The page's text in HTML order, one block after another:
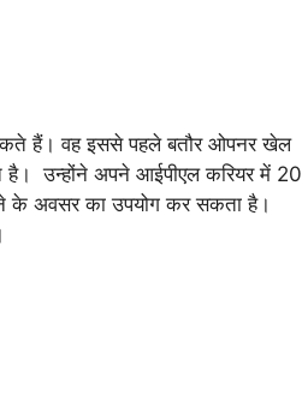
हैं। वह इससे पहले बतौर ओपनर खेल
उन्होंने अपने आईपीएल करियर में 20
के अवसर का उपयोग कर सकता है।